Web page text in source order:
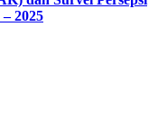
2025